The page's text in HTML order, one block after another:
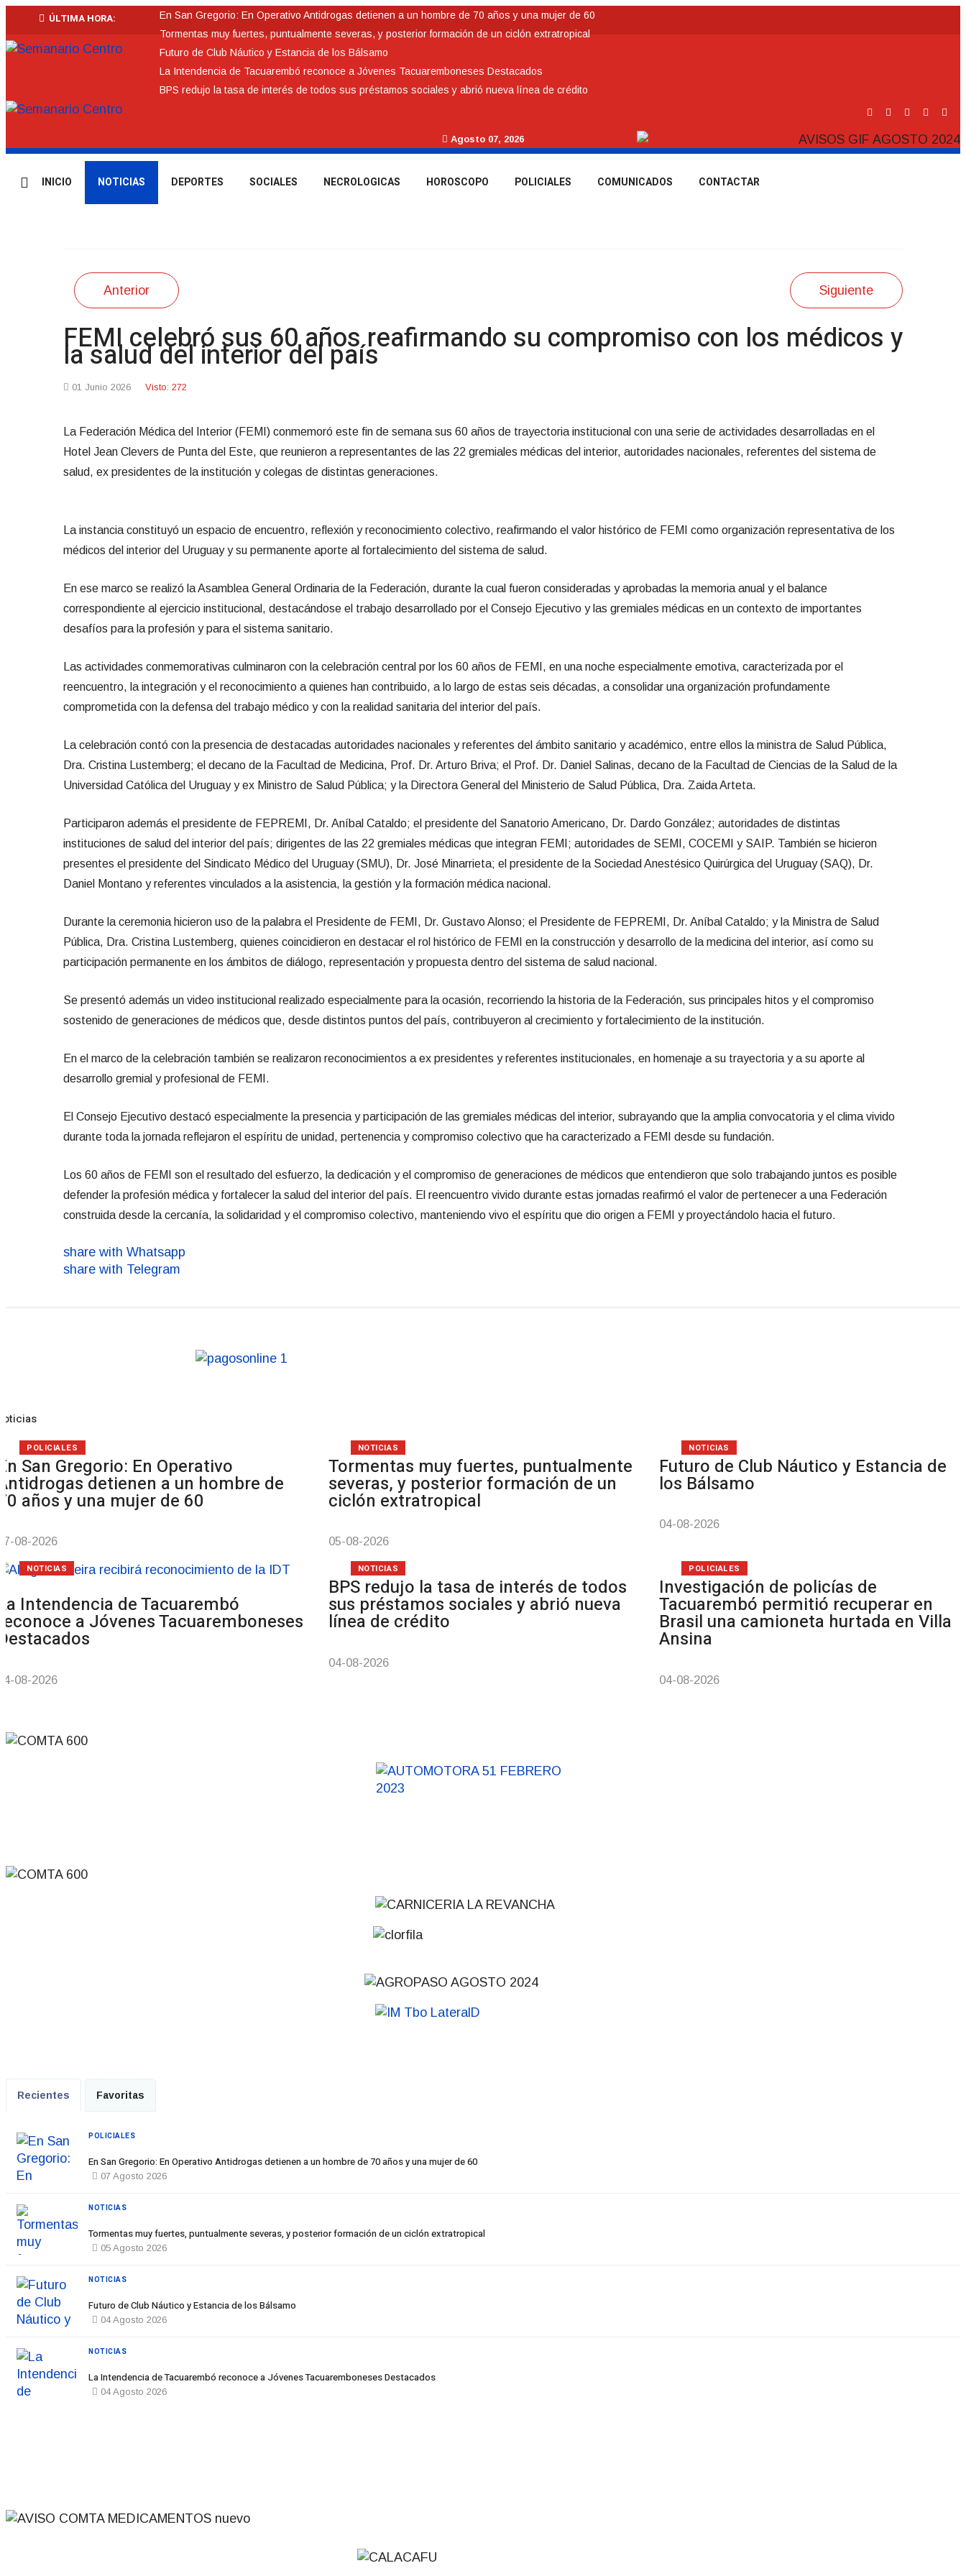
ÚLTIMA HORA:
En San Gregorio: En Operativo Antidrogas detienen a un hombre de 70 años y una mujer de 60
Tormentas muy fuertes, puntualmente severas, y posterior formación de un ciclón extratropical
Futuro de Club Náutico y Estancia de los Bálsamo
La Intendencia de Tacuarembó reconoce a Jóvenes Tacuaremboneses Destacados
BPS redujo la tasa de interés de todos sus préstamos sociales y abrió nueva línea de crédito
Agosto 07, 2026
INICIO NOTICIAS DEPORTES SOCIALES NECROLOGICAS HOROSCOPO POLICIALES COMUNICADOS CONTACTAR
Anterior Siguiente
FEMI celebró sus 60 años reafirmando su compromiso con los médicos y
la salud del interior del país
01 Junio 2026 Visto: 272
La Federación Médica del Interior (FEMI) conmemoró este fin de semana sus 60 años de trayectoria institucional con una serie de actividades desarrolladas en el
Hotel Jean Clevers de Punta del Este, que reunieron a representantes de las 22 gremiales médicas del interior, autoridades nacionales, referentes del sistema de
salud, ex presidentes de la institución y colegas de distintas generaciones.
La instancia constituyó un espacio de encuentro, reflexión y reconocimiento colectivo, reafirmando el valor histórico de FEMI como organización representativa de los
médicos del interior del Uruguay y su permanente aporte al fortalecimiento del sistema de salud.
En ese marco se realizó la Asamblea General Ordinaria de la Federación, durante la cual fueron consideradas y aprobadas la memoria anual y el balance
correspondiente al ejercicio institucional, destacándose el trabajo desarrollado por el Consejo Ejecutivo y las gremiales médicas en un contexto de importantes
desafíos para la profesión y para el sistema sanitario.
Las actividades conmemorativas culminaron con la celebración central por los 60 años de FEMI, en una noche especialmente emotiva, caracterizada por el
reencuentro, la integración y el reconocimiento a quienes han contribuido, a lo largo de estas seis décadas, a consolidar una organización profundamente
comprometida con la defensa del trabajo médico y con la realidad sanitaria del interior del país.
La celebración contó con la presencia de destacadas autoridades nacionales y referentes del ámbito sanitario y académico, entre ellos la ministra de Salud Pública,
Dra. Cristina Lustemberg; el decano de la Facultad de Medicina, Prof. Dr. Arturo Briva; el Prof. Dr. Daniel Salinas, decano de la Facultad de Ciencias de la Salud de la
Universidad Católica del Uruguay y ex Ministro de Salud Pública; y la Directora General del Ministerio de Salud Pública, Dra. Zaida Arteta.
Participaron además el presidente de FEPREMI, Dr. Aníbal Cataldo; el presidente del Sanatorio Americano, Dr. Dardo González; autoridades de distintas
instituciones de salud del interior del país; dirigentes de las 22 gremiales médicas que integran FEMI; autoridades de SEMI, COCEMI y SAIP. También se hicieron
presentes el presidente del Sindicato Médico del Uruguay (SMU), Dr. José Minarrieta; el presidente de la Sociedad Anestésico Quirúrgica del Uruguay (SAQ), Dr.
Daniel Montano y referentes vinculados a la asistencia, la gestión y la formación médica nacional.
Durante la ceremonia hicieron uso de la palabra el Presidente de FEMI, Dr. Gustavo Alonso; el Presidente de FEPREMI, Dr. Aníbal Cataldo; y la Ministra de Salud
Pública, Dra. Cristina Lustemberg, quienes coincidieron en destacar el rol histórico de FEMI en la construcción y desarrollo de la medicina del interior, así como su
participación permanente en los ámbitos de diálogo, representación y propuesta dentro del sistema de salud nacional.
Se presentó además un video institucional realizado especialmente para la ocasión, recorriendo la historia de la Federación, sus principales hitos y el compromiso
sostenido de generaciones de médicos que, desde distintos puntos del país, contribuyeron al crecimiento y fortalecimiento de la institución.
En el marco de la celebración también se realizaron reconocimientos a ex presidentes y referentes institucionales, en homenaje a su trayectoria y a su aporte al
desarrollo gremial y profesional de FEMI.
El Consejo Ejecutivo destacó especialmente la presencia y participación de las gremiales médicas del interior, subrayando que la amplia convocatoria y el clima vivido
durante toda la jornada reflejaron el espíritu de unidad, pertenencia y compromiso colectivo que ha caracterizado a FEMI desde su fundación.
Los 60 años de FEMI son el resultado del esfuerzo, la dedicación y el compromiso de generaciones de médicos que entendieron que solo trabajando juntos es posible
defender la profesión médica y fortalecer la salud del interior del país. El reencuentro vivido durante estas jornadas reafirmó el valor de pertenecer a una Federación
construida desde la cercanía, la solidaridad y el compromiso colectivo, manteniendo vivo el espíritu que dio origen a FEMI y proyectándolo hacia el futuro.
share with Whatsapp
share with Telegram
San Gregorio: En Operativo
detienen a un hombre de
años y una mujer de 60
08-2026
POLICIALES
Tormentas muy fuertes, puntualmente
severas, y posterior formación de un
ciclón extratropical
05-08-2026
NOTICIAS
Futuro de Club Náutico y Estancia de
los Bálsamo
04-08-2026
NOTICIAS
Intendencia de Tacuarembó
a Jóvenes Tacuaremboneses
08-2026
NOTICIAS
BPS redujo la tasa de interés de todos
sus préstamos sociales y abrió nueva
línea de crédito
04-08-2026
NOTICIAS
Investigación de policías de
Tacuarembó permitió recuperar en
Brasil una camioneta hurtada en Villa
Ansina
04-08-2026
POLICIALES
Recientes Favoritas
En San Gregorio: En Operativo Antidrogas detienen a un hombre de 70 años y una mujer de 60
07 Agosto 2026
POLICIALES
Tormentas muy fuertes, puntualmente severas, y posterior formación de un ciclón extratropical
05 Agosto 2026
NOTICIAS
Futuro de Club Náutico y Estancia de los Bálsamo
04 Agosto 2026
NOTICIAS
La Intendencia de Tacuarembó reconoce a Jóvenes Tacuaremboneses Destacados
04 Agosto 2026
NOTICIAS